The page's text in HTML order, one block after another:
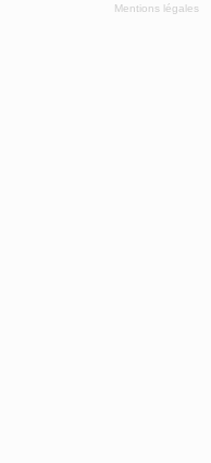
Mentions légales